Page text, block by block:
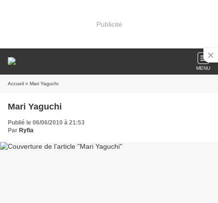
Publicité
MENU
Accueil » Mari Yaguchi
Mari Yaguchi
Publié le 06/06/2010 à 21:53
Par Ryfia